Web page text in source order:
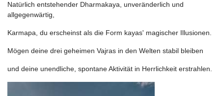
Natürlich entstehender Dharmakaya, unveränderlich und
allgegenwärtig,
Karmapa, du erscheinst als die Form kayas' magischer Illusionen.
Mögen deine drei geheimen Vajras in den Welten stabil bleiben
und deine unendliche, spontane Aktivität in Herrlichkeit erstrahlen.